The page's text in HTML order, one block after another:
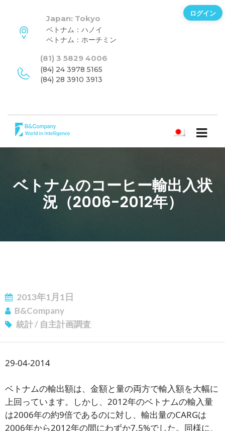
Japan: Tokyo
ベトナム：ハノイ
ベトナム：ホーチミン
(81) 3 5829 4006
(84) 24 3978 5165
(84) 28 3910 3913
日本語
ベトナムのコーヒー輸出入状
況（2006-2012年）
2013年1月1日
B&Company
統計/ 自主計画調査
29-04-2014
ベトナムの輸出額は、金額と量の両方で輸入額を大幅に
上回っています。しかし、2012年のベトナムの輸入量
は2006年の約9倍であるのに対し、輸出量のCARGは
2006年から2012年の間にわずか7.5%でした。同様に、
ログイン
ニュースレターを購読する